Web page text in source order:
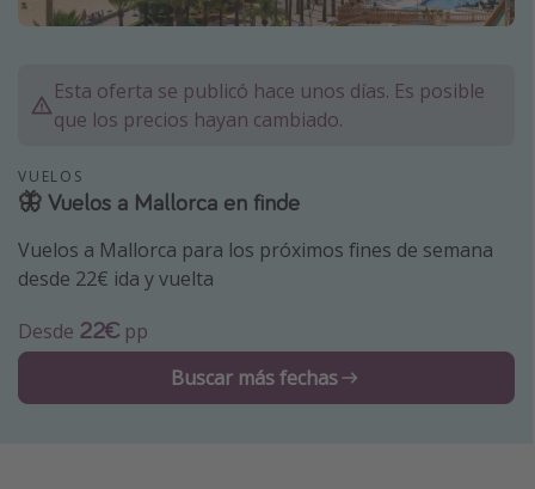
Marruecos
México
Maldivas
Inspiración para viajes
Camping
Esta oferta se publicó hace unos días. Es posible
que los precios hayan cambiado.
VUELOS
🦋 Vuelos a Mallorca en finde
Vuelos a Mallorca para los próximos fines de semana
desde 22€ ida y vuelta
Desde 22€ pp
Buscar más fechas